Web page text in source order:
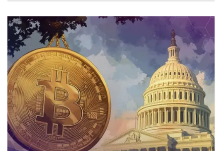
Sự kiện Chi tiết Hack 100 triệu USD...